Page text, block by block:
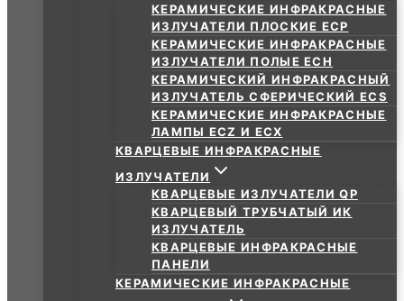
КЕРАМИЧЕСКИЕ ИНФРАКРАСНЫЕ
ИЗЛУЧАТЕЛИ ПЛОСКИЕ ECP
КЕРАМИЧЕСКИЕ ИНФРАКРАСНЫЕ
ИЗЛУЧАТЕЛИ ПОЛЫЕ ECH
КЕРАМИЧЕСКИЙ ИНФРАКРАСНЫЙ
ИЗЛУЧАТЕЛЬ СФЕРИЧЕСКИЙ ECS
КЕРАМИЧЕСКИЕ ИНФРАКРАСНЫЕ
ЛАМПЫ ECZ И ECX
КВАРЦЕВЫЕ ИНФРАКРАСНЫЕ
ИЗЛУЧАТЕЛИ
КВАРЦЕВЫЕ ИЗЛУЧАТЕЛИ QP
КВАРЦЕВЫЙ ТРУБЧАТЫЙ ИК
ИЗЛУЧАТЕЛЬ
КВАРЦЕВЫЕ ИНФРАКРАСНЫЕ
ПАНЕЛИ
КЕРАМИЧЕСКИЕ ИНФРАКРАСНЫЕ